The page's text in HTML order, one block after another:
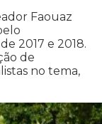
Faouaz
2017 e 2018.
de
no tema,